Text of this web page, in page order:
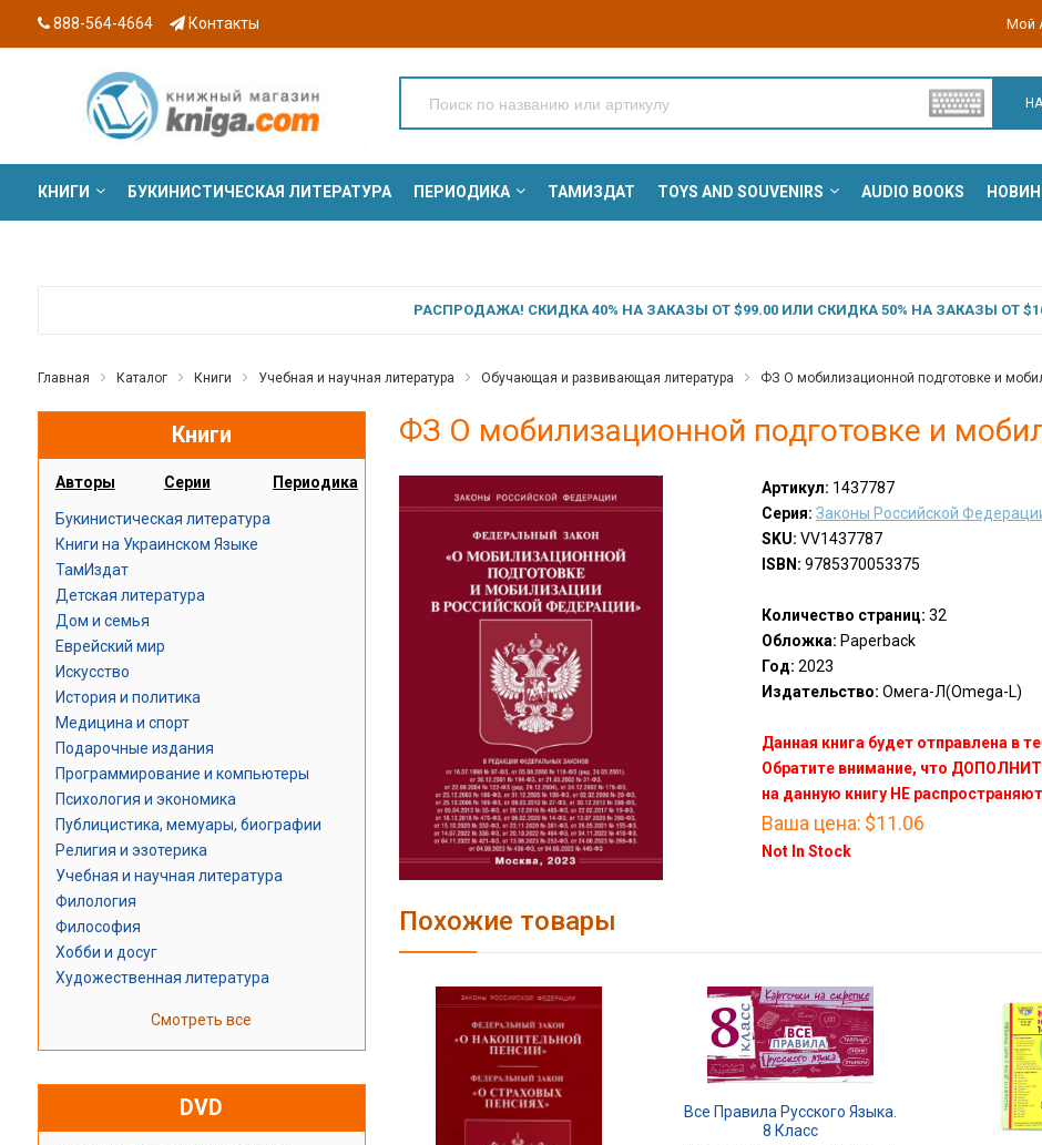
888-564-4664 Контакты Мой
КНИГИ БУКИНИСТИЧЕСКАЯ ЛИТЕРАТУРА ПЕРИОДИКА ТАМИЗДАТ TOYS AND SOUVENIRS AUDIO BOOKS
РАСПРОДАЖА! СКИДКА 40% НА ЗАКАЗЫ ОТ $99.00 ИЛИ СКИДКА 50% НА ЗАКАЗЫ ОТ
Главная Каталог Книги Учебная и научная литература Обучающая и развивающая литература ФЗ О мобилизационной подготовке и
Книги
Авторы Серии Периодика
Букинистическая литература
Книги на Украинском Языке
ТамИздат
Детская литература
Дом и семья
Еврейский мир
Искусство
История и политика
Медицина и спорт
Подарочные издания
Программирование и компьютеры
Психология и экономика
Публицистика, мемуары, биографии
Религия и эзотерика
Учебная и научная литература
Филология
Философия
Хобби и досуг
Художественная литература
Смотреть все
DVD
ФЗ О мобилизационной подготовке и
Артикул: 1437787
Серия: Законы Российской
SKU: VV1437787
ISBN: 9785370053375
Количество страниц: 32
Обложка: Paperback
Год: 2023
Издательство: Омега-Л(Omega-L)
Данная книга будет отправлена в
Обратите внимание, что
на данную книгу НЕ
Ваша цена: $11.06
Not In Stock
Похожие товары
Все Правила Русского Языка.
8 Класс